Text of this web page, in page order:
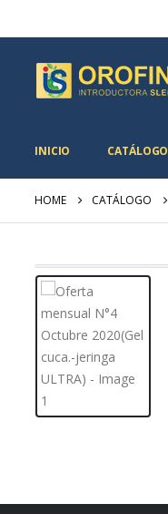
INICIO CATÁLOGO
HOME CATÁLOGO